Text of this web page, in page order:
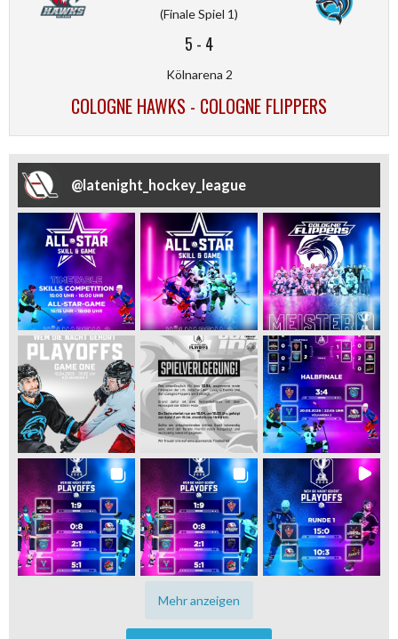
(Finale Spiel 1)
5 - 4
Kölnarena 2
COLOGNE HAWKS - COLOGNE FLIPPERS
@latenight_hockey_league
Mehr anzeigen